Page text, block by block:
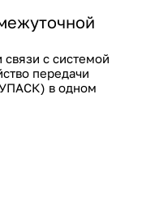
с системой
передачи
в одном